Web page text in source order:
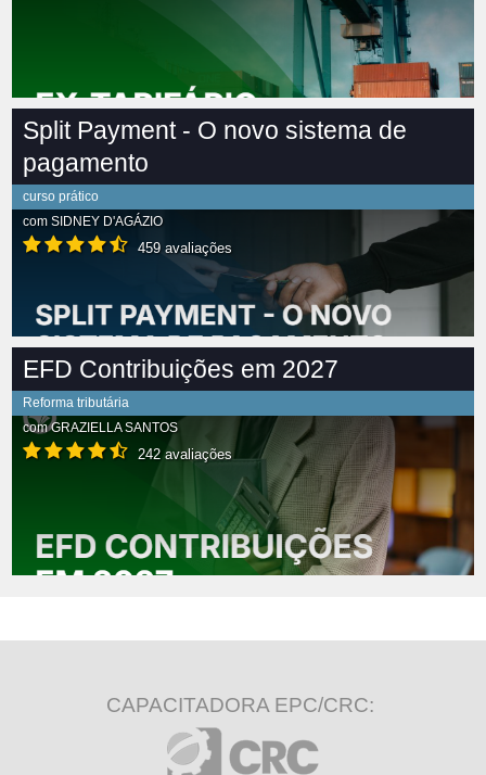
Split Payment - O novo sistema de
pagamento
curso prático
com SIDNEY D'AGÁZIO
459 avaliações
EFD Contribuições em 2027
Reforma tributária
comGRAZIELLA SANTOS
242 avaliações
CAPACITADORA EPC/CRC: